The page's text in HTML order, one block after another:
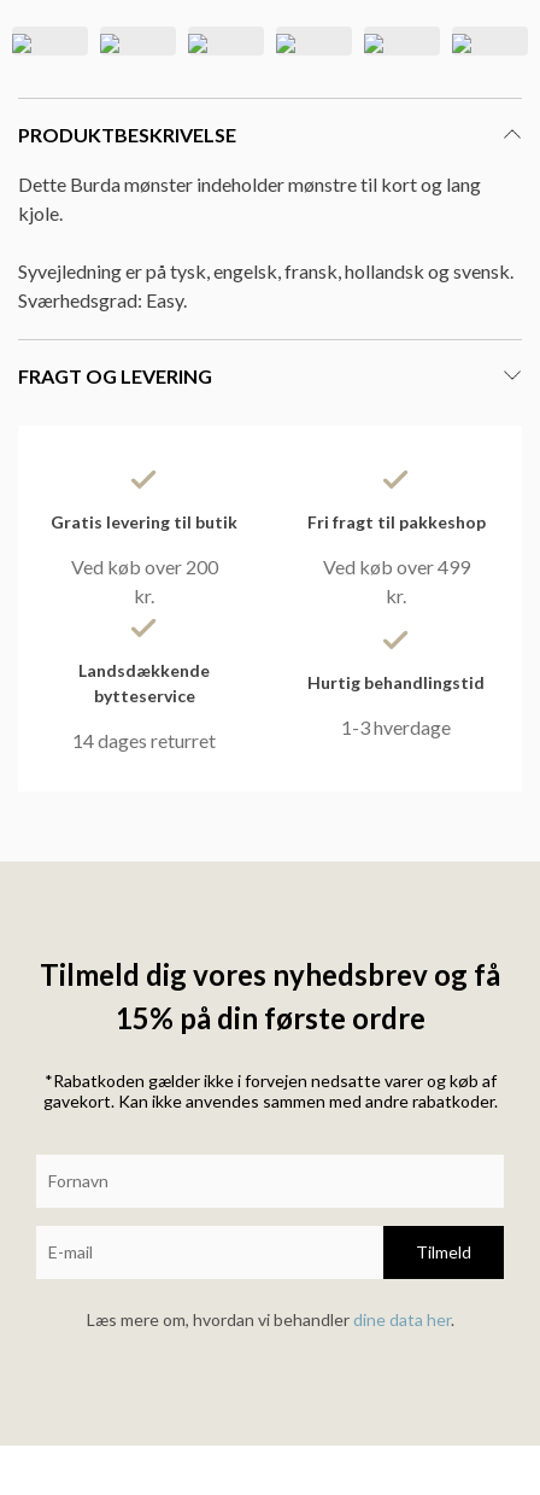
PRODUKTBESKRIVELSE
Dette Burda mønster indeholder mønstre til kort og lang
kjole.
Syvejledning er på tysk, engelsk, fransk, hollandsk og svensk.
Sværhedsgrad: Easy.
FRAGT OG LEVERING
Gratis levering til butik
Ved køb over 200
kr.
Fri fragt til pakkeshop
Ved køb over 499
kr.
Landsdækkende
bytteservice
14 dages returret
Hurtig behandlingstid
1-3 hverdage
Tilmeld dig vores nyhedsbrev og få
15% på din første ordre
*Rabatkoden gælder ikke i forvejen nedsatte varer og køb af
gavekort. Kan ikke anvendes sammen med andre rabatkoder.
Tilmeld
Læs mere om, hvordan vi behandlerdine data her.